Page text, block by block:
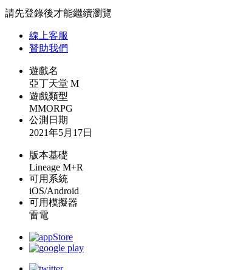
請先登錄後才能繼續瀏覽
線上客服
贊助我們
遊戲名
亞丁天堂 M
遊戲類型
MMORPG
公測日期
2021年5月17日
版本基礎
Lineage M+R
可用系統
iOS/Android
可用模擬器
雷電